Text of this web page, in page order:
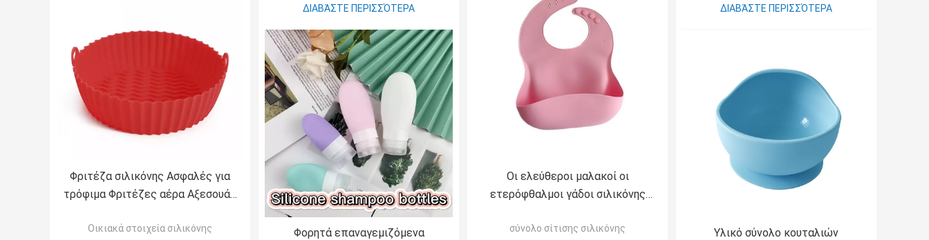
Φριτέζα σιλικόνης Ασφαλές για
τρόφιμα Φριτέζες αέρα Αξεσουάρ
εύφλεκτου χαρτιού επένδυσης
Οικιακά στοιχεία σιλικόνης
ΔΙΑΒΆΣΤΕ ΠΕΡΙΣΣΌΤΕΡΑ
Φορητά επαναγεμιζόμενα
Οι ελεύθεροι μαλακοί οι
ετερόφθαλμοι γάδοι σιλικόνης
άνετο τον ετερόφθαλμο γάδο
σύνολο σίτισης σιλικόνης
ΔΙΑΒΆΣΤΕ ΠΕΡΙΣΣΌΤΕΡΑ
Υλικό σύνολο κουταλιών